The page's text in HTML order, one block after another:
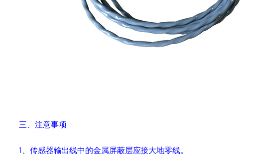
三、 注意事项
1、传感器输出线中的金属屏蔽层应接大地零线。